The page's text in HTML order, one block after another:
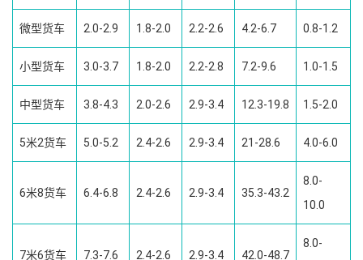
微型货车 2.0-2.9 1.8-2.0 2.2-2.6 4.2-6.7 0.8-1.2
小型货车 3.0-3.7 1.8-2.0 2.2-2.8 7.2-9.6 1.0-1.5
中型货车 3.8-4.3 2.0-2.6 2.9-3.4 12.3-19.8 1.5-2.0
5米2货车 5.0-5.2 2.4-2.6 2.9-3.4 21-28.6 4.0-6.0
6米8货车 6.4-6.8 2.4-2.6 2.9-3.4 35.3-43.2
8.0-
10.0
7米6货车 7.3-7.6 2.4-2.6 2.9-3.4 42.0-48.7
8.0-